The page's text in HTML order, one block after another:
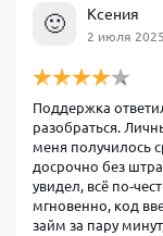
🙂 Ксения
2 июля 2025
Поддержка
разобраться.
меня получилось
досрочно без
увидел, всё
мгновенно, код
займ за пару